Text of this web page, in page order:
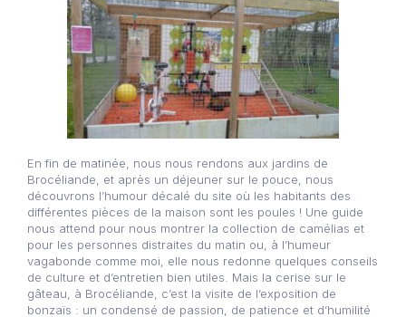
En fin de matinée, nous nous rendons aux jardins de
Brocéliande, et après un déjeuner sur le pouce, nous
découvrons l’humour décalé du site où les habitants des
différentes pièces de la maison sont les poules ! Une guide
nous attend pour nous montrer la collection de camélias et
pour les personnes distraites du matin ou, à l’humeur
vagabonde comme moi, elle nous redonne quelques conseils
de culture et d’entretien bien utiles. Mais la cerise sur le
gâteau, à Brocéliande, c’est la visite de l’exposition de
bonzaïs : un condensé de passion, de patience et d’humilité